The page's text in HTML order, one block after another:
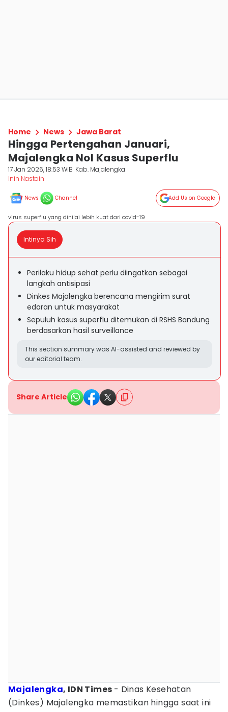
Home News Jawa Barat
Hingga Pertengahan Januari,
Majalengka Nol Kasus Superflu
17 Jan 2026, 18:53 WIB Kab. Majalengka
Inin Nastain
News Channel Add Us on Google
virus superflu yang dinilai lebih kuat dari covid-19
Intinya Sih
Perilaku hidup sehat perlu diingatkan sebagai
langkah antisipasi
Dinkes Majalengka berencana mengirim surat
edaran untuk masyarakat
Sepuluh kasus superflu ditemukan di RSHS Bandung
berdasarkan hasil surveillance
This section summary was AI-assisted and reviewed by
our editorial team.
Share Article
Majalengka, IDN Times - Dinas Kesehatan
(Dinkes) Majalengka memastikan hingga saat ini